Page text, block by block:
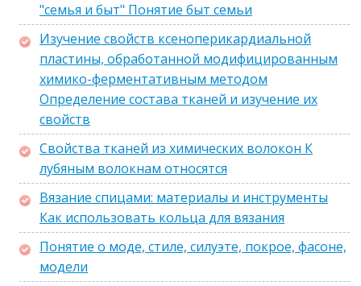
"семья и быт" Понятие быт семьи
Изучение свойств ксеноперикардиальной
пластины, обработанной модифицированным
химико-ферментативным методом
Определение состава тканей и изучение их
свойств
Свойства тканей из химических волокон К
лубяным волокнам относятся
Вязание спицами: материалы и инструменты
Как использовать кольца для вязания
Понятие о моде, стиле, силуэте, покрое, фасоне,
модели